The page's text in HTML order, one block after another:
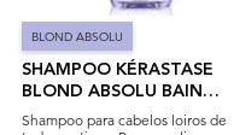
BLOND ABSOLU
SHAMPOO KÉRASTASE
BLOND ABSOLU BAIN
LUMIÈRE
Shampoo para cabelos loiros de